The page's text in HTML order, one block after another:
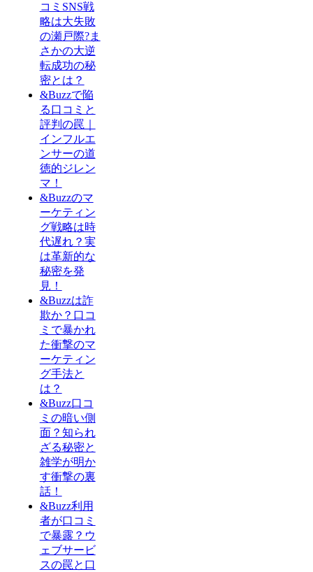
コミSNS戦
略は大失敗
の瀬戸際?ま
さかの大逆
転成功の秘
密とは？
&Buzzで陥
る口コミと
評判の罠｜
インフルエ
ンサーの道
徳的ジレン
マ！
&Buzzのマ
ーケティン
グ戦略は時
代遅れ？実
は革新的な
秘密を発
見！
&Buzzは詐
欺か？口コ
ミで暴かれ
た衝撃のマ
ーケティン
グ手法と
は？
&Buzz口コ
ミの暗い側
面？知られ
ざる秘密と
雑学が明か
す衝撃の裏
話！
&Buzz利用
者が口コミ
で暴露？ウ
ェブサービ
スの罠と口